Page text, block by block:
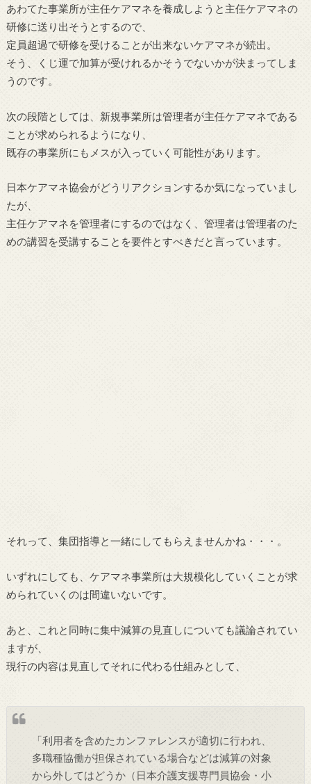
あわてた事業所が主任ケアマネを養成しようと主任ケアマネの
研修に送り出そうとするので、
定員超過で研修を受けることが出来ないケアマネが続出。
そう、くじ運で加算が受けれるかそうでないかが決まってしま
うのです。
次の段階としては、新規事業所は管理者が主任ケアマネである
ことが求められるようになり、
既存の事業所にもメスが入っていく可能性があります。
日本ケアマネ協会がどうリアクションするか気になっていまし
たが、
主任ケアマネを管理者にするのではなく、管理者は管理者のた
めの講習を受講することを要件とすべきだと言っています。
それって、集団指導と一緒にしてもらえませんかね・・・。
いずれにしても、ケアマネ事業所は大規模化していくことが求
められていくのは間違いないです。
あと、これと同時に集中減算の見直しについても議論されてい
ますが、
現行の内容は見直してそれに代わる仕組みとして、
「利用者を含めたカンファレンスが適切に行われ、
多職種協働が担保されている場合などは減算の対象
から外してはどうか（日本介護支援専門員協会・小